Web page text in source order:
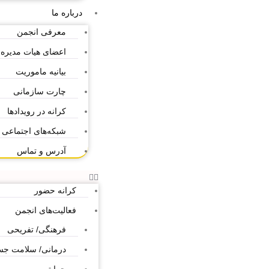
درباره ما
معرفی انجمن
اعضای هیات مدیره
بیانیه ماموریت
چارت سازمانی
کرانه در رویدادها
شبکه‌های اجتماعی
آدرس و تماس
کرانه حضور
فعالیت‌های انجمن
فرهنگی/ تفریحی
درمانی/ سلامت